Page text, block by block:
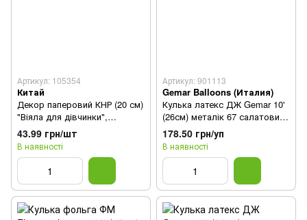
Артикул: 105354
Китай
Декор паперовий КНР (20 см)
"Віяла для дівчинки",
рожевий, в уп (1 шт)
43.99 грн/шт
В наявності
Артикул: 901113
Gemar Balloons (Италия)
Кулька латекс ДЖ Gemar 10'
(26см) металік 67 салатовий
(100 шт)
178.50 грн/уп
В наявності